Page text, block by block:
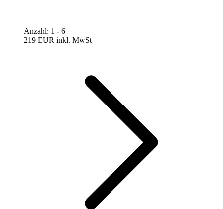
Anzahl: 1 - 6
219 EUR inkl. MwSt